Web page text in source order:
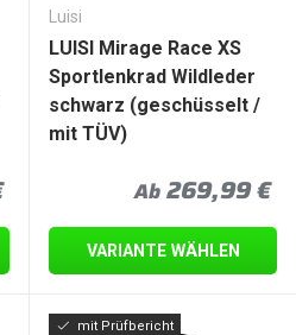
Luisi
LUISI Mirage Race XS
Sportlenkrad Wildleder
schwarz (geschüsselt /
mit TÜV)
Normaler
Ab269,99 €
VARIANTE WÄHLEN
mit Prüfbericht